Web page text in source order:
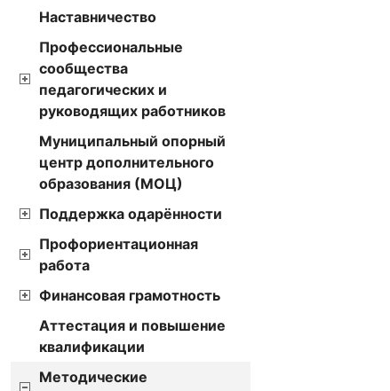
Наставничество
Профессиональные
сообщества
педагогических и
руководящих работников
Муниципальный опорный
центр дополнительного
образования (МОЦ)
Поддержка одарённости
Профориентационная
работа
Финансовая грамотность
Аттестация и повышение
квалификации
Методические